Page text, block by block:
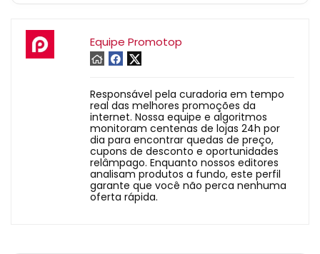
Equipe Promotop
Responsável pela curadoria em tempo
real das melhores promoções da
internet. Nossa equipe e algoritmos
monitoram centenas de lojas 24h por
dia para encontrar quedas de preço,
cupons de desconto e oportunidades
relâmpago. Enquanto nossos editores
analisam produtos a fundo, este perfil
garante que você não perca nenhuma
oferta rápida.